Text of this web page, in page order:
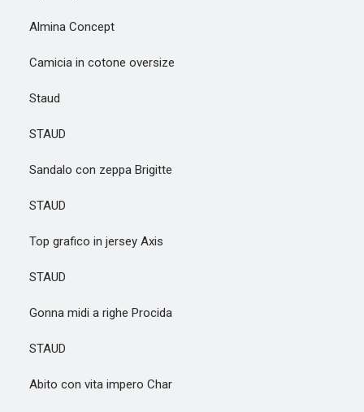
Almina Concept
Camicia in cotone oversize
Staud
STAUD
Sandalo con zeppa Brigitte
STAUD
Top grafico in jersey Axis
STAUD
Gonna midi a righe Procida
STAUD
Abito con vita impero Char